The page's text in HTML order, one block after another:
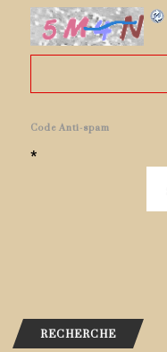
Code Anti-spam
*
RECHERCHE